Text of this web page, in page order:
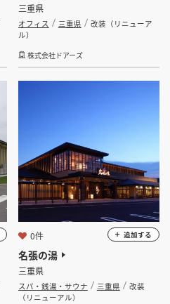
三重県
オフィス 三重県
改装（リニューア
ル）
株式会社ドアーズ
名張の湯
三重県
スパ・銭湯・サウナ 三重県
改装
（リニューアル）
0件 追加する